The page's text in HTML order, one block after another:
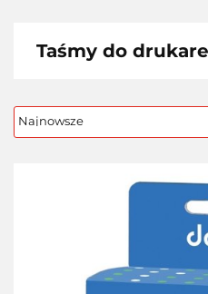
Taśmy do